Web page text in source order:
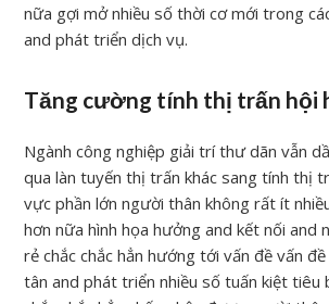
nữa gợi mở nhiều số thời cơ mới trong
and phát triển dịch vụ.
Tăng cường tính thị trấn hội
Ngành công nghiệp giải trí thư dãn vẫn
qua làn tuyến thị trấn khác sang tính thị
vực phần lớn người thân không rất ít
hơn nữa hình họa hưởng and kết nối and
rẻ chắc chắc hẳn hướng tới vấn đề vấn
tân and phát triển nhiều số tuấn kiệt